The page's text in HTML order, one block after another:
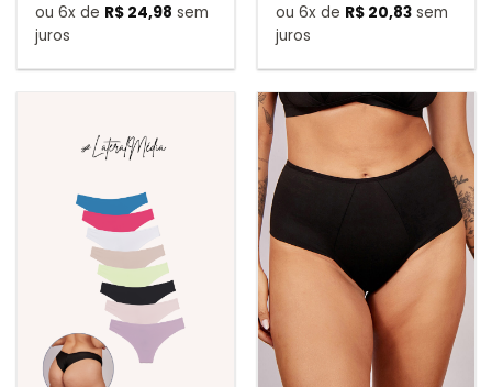
ou 6x de R$ 24,98 sem
juros
ou 6x de R$ 20,83 sem
juros